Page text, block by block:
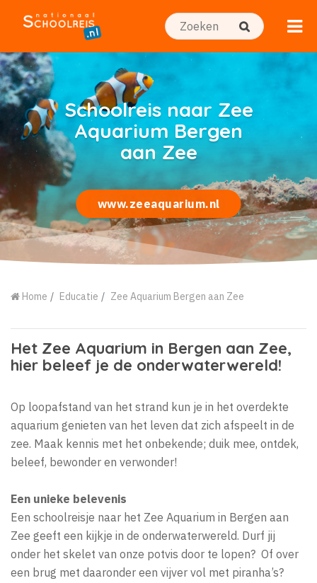
Schoolreis naar Zee
Aquarium Bergen
aan Zee
www.zeeaquarium.nl
Home Educatie Zee Aquarium Bergen aan Zee
Het Zee Aquarium in Bergen aan Zee,
hier beleef je de onderwaterwereld!
Op loopafstand van het strand kun je in het overdekte
aquarium genieten van het leven dat zich afspeelt in de
zee. Maak kennis met het onbekende; duik mee, ontdek,
beleef, bewonder en verwonder!
Een unieke belevenis
Een schoolreisje naar het Zee Aquarium in Bergen aan
Zee geeft een kijkje in de onderwaterwereld. Durf jij
onder het skelet van onze potvis door te lopen? Of over
een brug met daaronder een vijver vol met piranha’s?